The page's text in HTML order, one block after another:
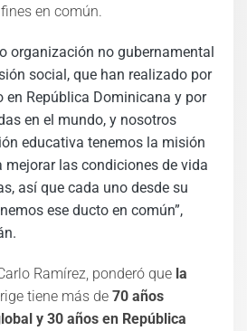
en común.
organización no gubernamental
social, que han realizado por
en República Dominicana y por
en el mundo, y nosotros
educativa tenemos la misión
mejorar las condiciones de vida
así que cada uno desde su
ese ducto en común”,
Ramírez, ponderó que la
tiene más de 70 años
y 30 años en República